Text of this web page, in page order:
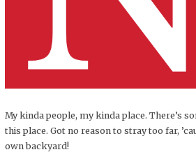
My kinda people, my kinda place. There’s
this place. Got no reason to stray too far,
own backyard!